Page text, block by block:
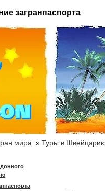
загранпаспорта
мира. » Туры в